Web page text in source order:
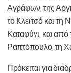
Αγράφων, της
το Κλειτσό και τη
Καταφύγι, και από
Ραπτόπουλο, τη
Πρόκειται για